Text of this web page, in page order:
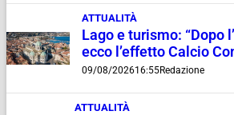
ATTUALITÀ
Lago e turismo: “Dopo
ecco l’effetto Calcio
09/08/202616:55Redazione
ATTUALITÀ